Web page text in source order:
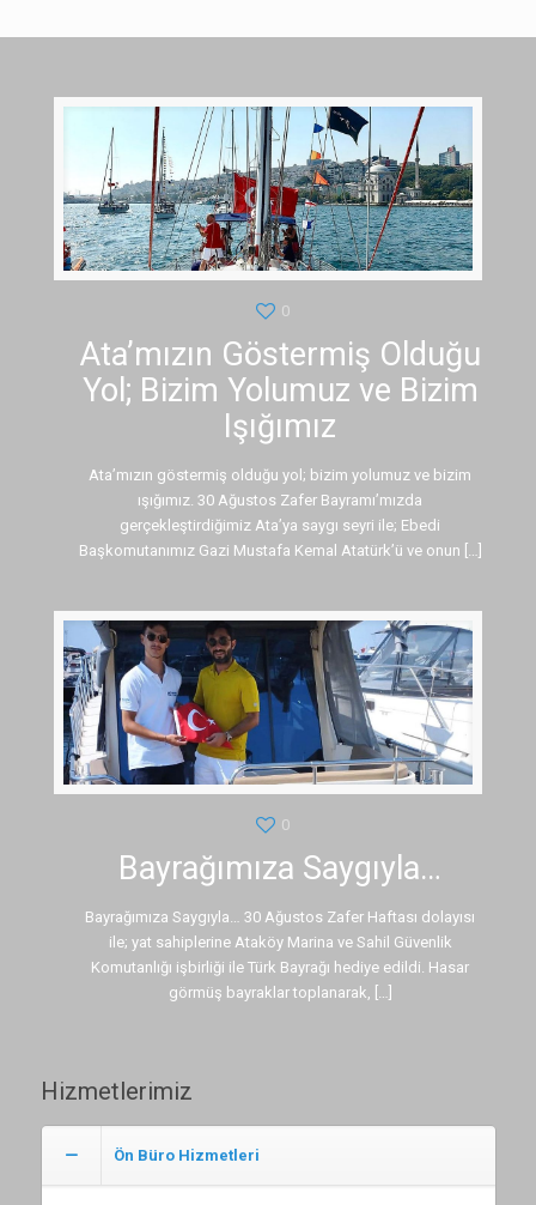
0
Ata’mızın Göstermiş Olduğu
Yol; Bizim Yolumuz ve Bizim
Işığımız
Ata’mızın göstermiş olduğu yol; bizim yolumuz ve bizim
ışığımız. 30 Ağustos Zafer Bayramı’mızda
gerçekleştirdiğimiz Ata’ya saygı seyri ile; Ebedi
Başkomutanımız Gazi Mustafa Kemal Atatürk’ü ve onun […]
0
Bayrağımıza Saygıyla…
Bayrağımıza Saygıyla… 30 Ağustos Zafer Haftası dolayısı
ile; yat sahiplerine Ataköy Marina ve Sahil Güvenlik
Komutanlığı işbirliği ile Türk Bayrağı hediye edildi. Hasar
görmüş bayraklar toplanarak, […]
Hizmetlerimiz
Ön Büro Hizmetleri